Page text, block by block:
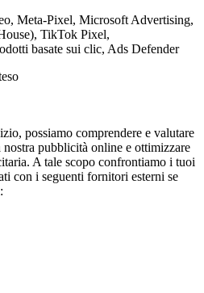
Meta-Pixel, Microsoft Advertising,
TikTok Pixel,
basate sui clic, Ads Defender
possiamo comprendere e valutare
pubblicità online e ottimizzare
A tale scopo confrontiamo i tuoi
con i seguenti fornitori esterni se